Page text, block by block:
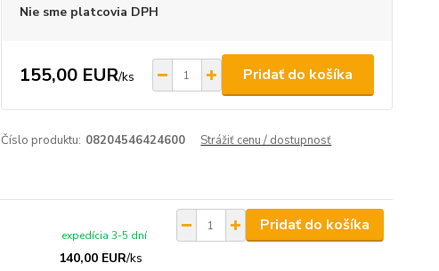
Nie sme platcovia DPH
155,00 EUR/ks Pridať do košíka
Číslo produktu: 08204546424600 Strážiť cenu / dostupnosť
140,00 EUR/ks
expedícia 3-5 dní
Pridať do košíka